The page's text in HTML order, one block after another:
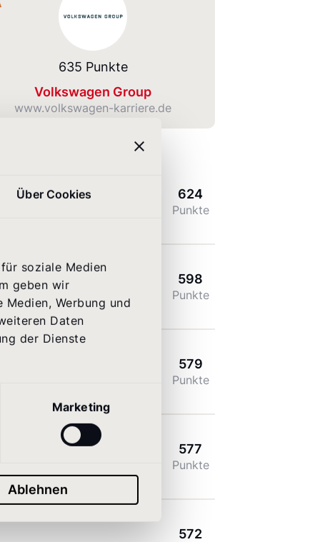
Über Cookies
soziale Medien
geben wir
Werbung und
Daten
der Dienste
Marketing
Ablehnen
635 Punkte
Volkswagen Group
www.volkswagen-karriere.de
624
Punkte
598
Punkte
579
Punkte
577
Punkte
572